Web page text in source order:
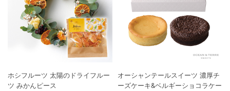
ホシフルーツ 太陽のドライフルー
ツ みかんピース
オーシャンテールスイーツ 濃厚チ
ーズケーキ&ベルギーショコラケー